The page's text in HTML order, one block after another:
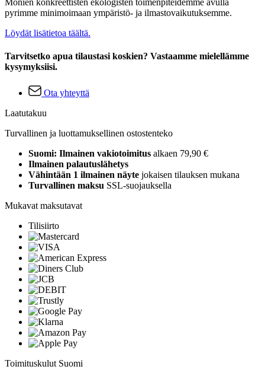
Monien konkreettisten ekologisten toimenpiteidemme avulla
pyrimme minimoimaan ympäristö- ja ilmastovaikutuksemme.
Löydät lisätietoa täältä.
Tarvitsetko apua tilaustasi koskien? Vastaamme mielellämme
kysymyksiisi.
Ota yhteyttä
Laatutakuu
Turvallinen ja luottamuksellinen ostostenteko
Suomi: Ilmainen vakiotoimitus alkaen 79,90 €
Ilmainen palautuslähetys
Vähintään 1 ilmainen näyte jokaisen tilauksen mukana
Turvallinen maksu SSL-suojauksella
Mukavat maksutavat
Tilisiirto
Toimituskulut Suomi